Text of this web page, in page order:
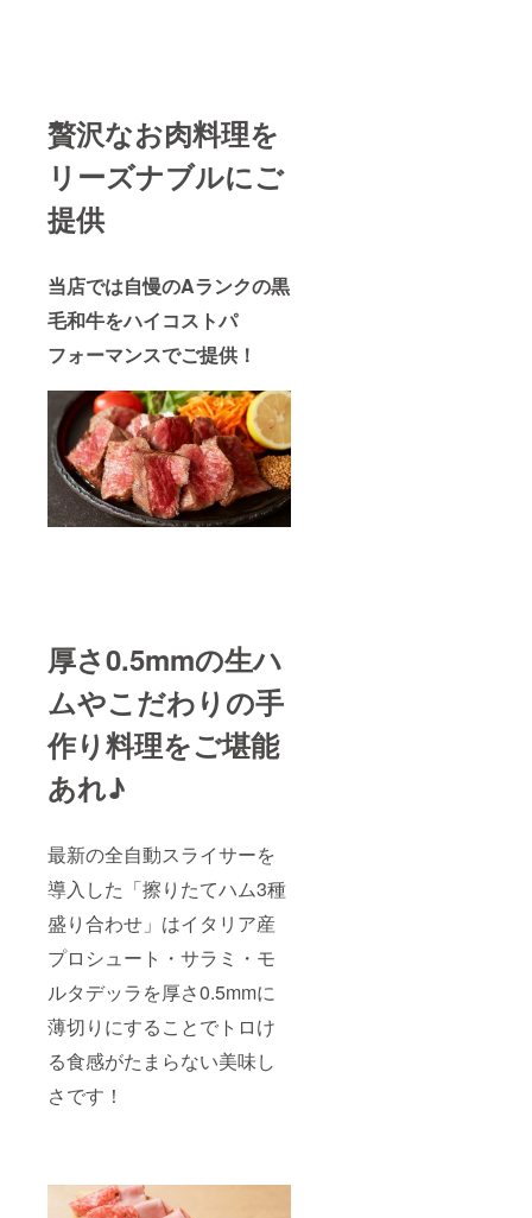
贅沢なお肉料理を
リーズナブルにご
提供
当店では自慢のAランクの黒
毛和牛をハイコストパ
フォーマンスでご提供！
厚さ0.5mmの生ハ
ムやこだわりの手
作り料理をご堪能
あれ♪
最新の全自動スライサーを
導入した「擦りたてハム3種
盛り合わせ」はイタリア産
プロシュート・サラミ・モ
ルタデッラを厚さ0.5mmに
薄切りにすることでトロけ
る食感がたまらない美味し
さです！